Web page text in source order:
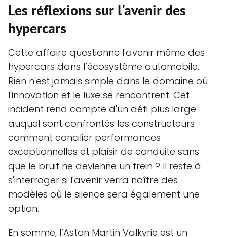
Les réflexions sur l'avenir des
hypercars
Cette affaire questionne l'avenir même des
hypercars dans l’écosystème automobile.
Rien n'est jamais simple dans le domaine où
l'innovation et le luxe se rencontrent. Cet
incident rend compte d'un défi plus large
auquel sont confrontés les constructeurs :
comment concilier performances
exceptionnelles et plaisir de conduite sans
que le bruit ne devienne un frein ? Il reste à
s'interroger si l'avenir verra naître des
modèles où le silence sera également une
option.
En somme, l’Aston Martin Valkyrie est un